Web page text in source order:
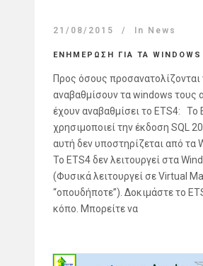
21/08/2015 In News
ΕΝΗΜΕΡΩΣΗ ΓΙΑ ΤΑ WINDOWS
Προς όσους προσανατολίζονται
αναβαθμίσουν τα windows τους
έχουν αναβαθμίσει το ETS4: Το
χρησιμοποιεί την έκδοση SQL
αυτή δεν υποστηρίζεται από τα
Το ETS4 δεν λειτουργεί στα
(Φυσικά λειτουργεί σε Virtual
“οπουδήποτε”). Δοκιμάστε το
κόπο. Μπορείτε να